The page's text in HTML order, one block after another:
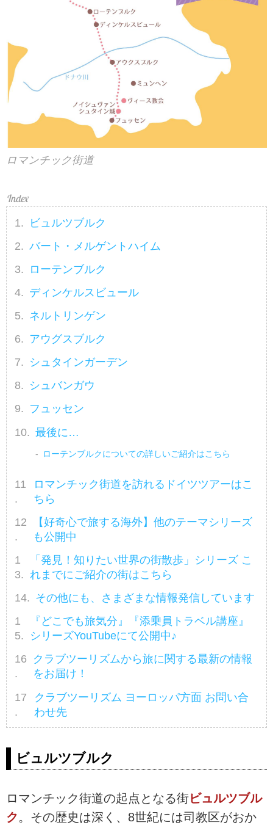
ロマンチック街道
ビュルツブルク
バート・メルゲントハイム
ローテンブルク
ディンケルスビュール
ネルトリンゲン
アウグスブルク
シュタインガーデン
シュバンガウ
フュッセン
最後に…
ローテンブルクについての詳しいご紹介はこちら
ロマンチック街道を訪れるドイツツアーはこ
ちら
【好奇心で旅する海外】他のテーマシリーズ
も公開中
「発見！知りたい世界の街散歩」シリーズ こ
れまでにご紹介の街はこちら
その他にも、さまざまな情報発信しています
『どこでも旅気分』『添乗員トラベル講座』
シリーズYouTubeにて公開中♪
クラブツーリズムから旅に関する最新の情報
をお届け！
クラブツーリズム ヨーロッパ方面 お問い合
わせ先
ビュルツブルク
ロマンチック街道の起点となる街ビュルツブル
ク。その歴史は深く、8世紀には司教区がおか